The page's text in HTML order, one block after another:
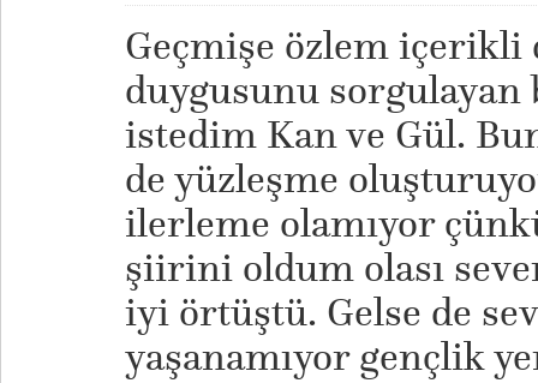
Geçmişe özlem içerikli
duygusunu
istedim Kan ve Gül.
de yüzleşme
ilerleme olamıyor
şiirini oldum olası
iyi örtüştü. Gelse de
yaşanamıyor gençlik